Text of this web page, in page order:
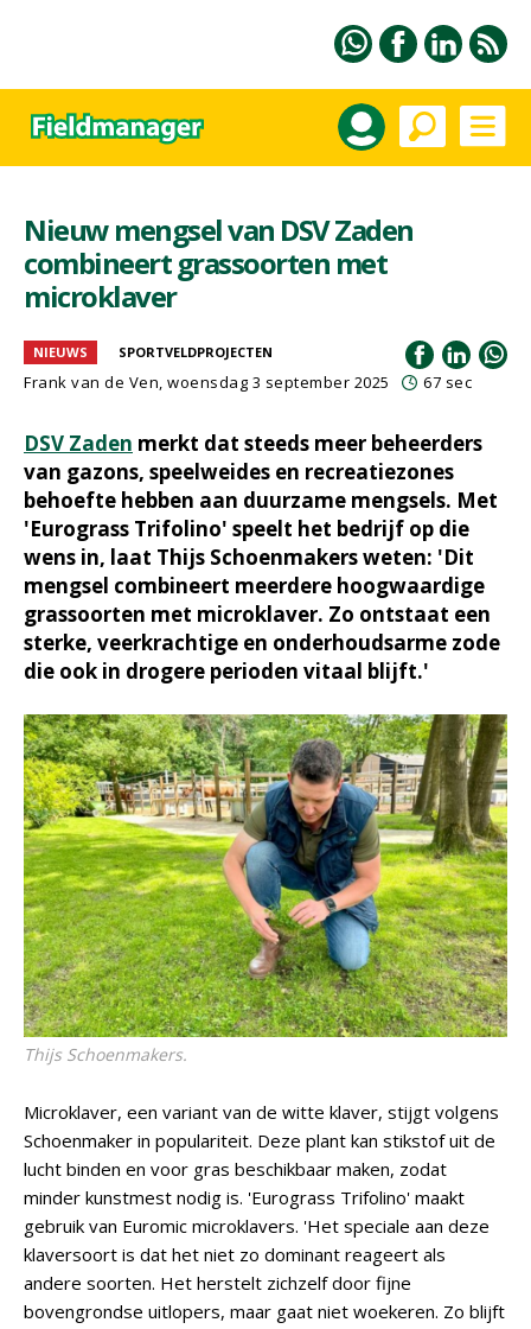
Nieuw mengsel van DSV Zaden
combineert grassoorten met
microklaver
NIEUWS SPORTVELDPROJECTEN
Frank van de Ven, woensdag 3 september 2025 67 sec
DSV Zaden merkt dat steeds meer beheerders
van gazons, speelweides en recreatiezones
behoefte hebben aan duurzame mengsels. Met
'Eurograss Trifolino' speelt het bedrijf op die
wens in, laat Thijs Schoenmakers weten: 'Dit
mengsel combineert meerdere hoogwaardige
grassoorten met microklaver. Zo ontstaat een
sterke, veerkrachtige en onderhoudsarme zode
die ook in drogere perioden vitaal blijft.'
Thijs Schoenmakers.
Microklaver, een variant van de witte klaver, stijgt volgens
Schoenmaker in populariteit. Deze plant kan stikstof uit de
lucht binden en voor gras beschikbaar maken, zodat
minder kunstmest nodig is. 'Eurograss Trifolino' maakt
gebruik van Euromic microklavers. 'Het speciale aan deze
klaversoort is dat het niet zo dominant reageert als
andere soorten. Het herstelt zichzelf door fijne
bovengrondse uitlopers, maar gaat niet woekeren. Zo blijft